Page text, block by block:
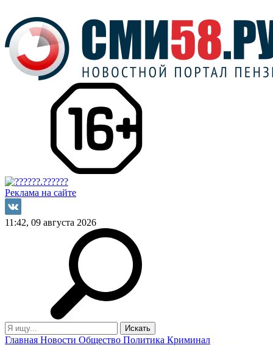
Реклама на сайте
11:42, 09 августа 2026
Главная Новости Общество Политика Криминал